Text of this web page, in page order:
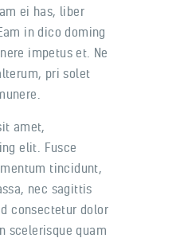
ei has, liber
in dico doming
impetus et. Ne
pri solet
amet,
elit. Fusce
tincidunt,
nec sagittis
consectetur dolor
scelerisque quam